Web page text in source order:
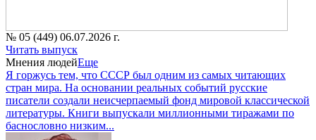
№ 05 (449) 06.07.2026 г.
Читать выпуск
Мнения людейЕще
Я горжусь тем, что СССР был одним из самых читающих
стран мира. На основании реальных событий русские
писатели создали неисчерпаемый фонд мировой классической
литературы. Книги выпускали миллионными тиражами по
баснословно низким...